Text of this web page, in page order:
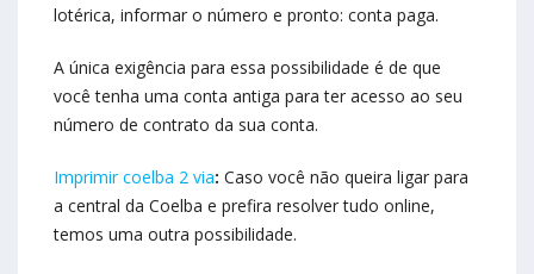
lotérica, informar o número e pronto: conta paga.
A única exigência para essa possibilidade é de que
você tenha uma conta antiga para ter acesso ao seu
número de contrato da sua conta.
Imprimir coelba 2 via: Caso você não queira ligar para
a central da Coelba e prefira resolver tudo online,
temos uma outra possibilidade.